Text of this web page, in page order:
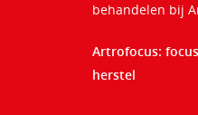
behandelen bij
Artrofocus:
herstel